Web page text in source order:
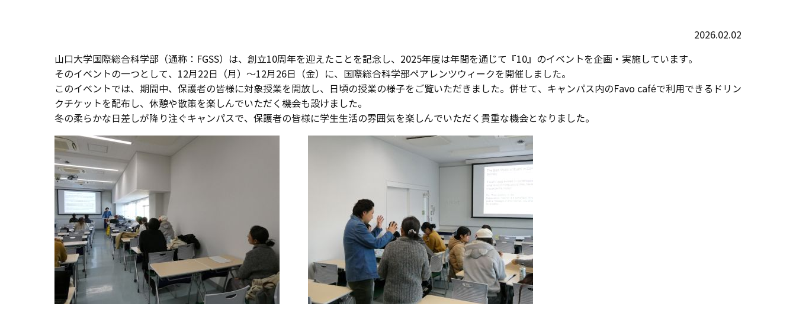
2026.02.02
山口大学国際総合科学部（通称：FGSS）は、創立10周年を迎えたことを記念し、2025年度は年間を通じて『10』のイベントを企画・実施しています。
そのイベントの一つとして、12月22日（月）～12月26日（金）に、国際総合科学部ペアレンツウィークを開催しました。
このイベントでは、期間中、保護者の皆様に対象授業を開放し、日頃の授業の様子をご覧いただきました。併せて、キャンパス内のFavo caféで利用できるドリン
クチケットを配布し、休憩や散策を楽しんでいただく機会も設けました。
冬の柔らかな日差しが降り注ぐキャンパスで、保護者の皆様に学生生活の雰囲気を楽しんでいただく貴重な機会となりました。